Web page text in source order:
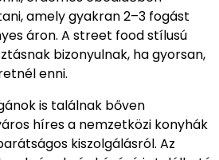
amely gyakran 2–3 fogást
áron. A street food stílusú
bizonyulnak, ha gyorsan,
enni.
is találnak bőven
híres a nemzetközi konyhák
kiszolgálásról. Az